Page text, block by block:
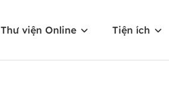
Thư viện Online Tiện ích